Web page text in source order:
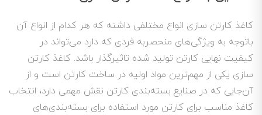
کاغذ کارتن سازی انواع مختلفی داشته که هر کدام از انواع آن
باتوجه به ویژگی‌های منحصربه فردی که دارد می‌تواند در
کیفیت نهایی کارتن تولید شده تاثیرگذار باشد. کاغذ کارتن
سازی یکی از مهم‌ترین مواد اولیه در ساخت کارتن است و از
آن‌جایی که در صنایع بسته‌بندی کارتن نقش مهمی دارد، انتخاب
کاغذ مناسب برای کارتن مورد استفاده برای بسته‌بندی‌های